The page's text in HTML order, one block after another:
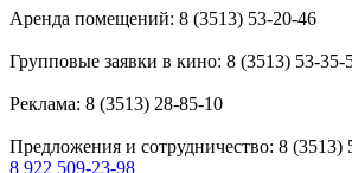
Аренда помещений: 8 (3513) 53-20-46
Групповые заявки в кино: 8 (3513) 53-35-
Реклама: 8 (3513) 28-85-10
Предложения и сотрудничество: 8 (3513)
8 922 509-23-98